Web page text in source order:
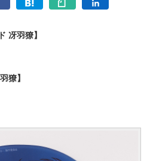
冴羽獠】
獠】